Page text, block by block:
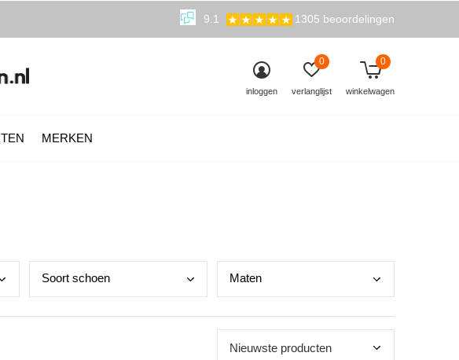
MERKEN
inloggen verlanglijst
0
winkelwagen
0
9.1 1305 beoordelingen
Soort schoen Maten